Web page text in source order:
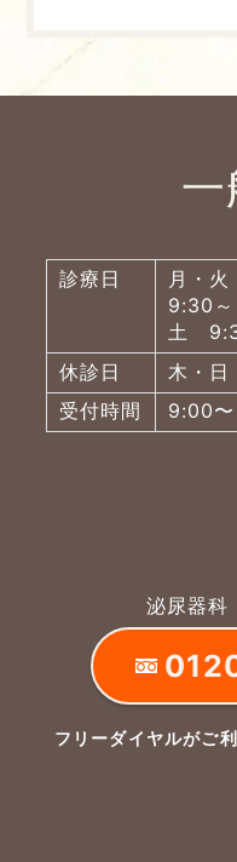
一
診療日
月・火
9:30
土
休診日
木・日
受付時間
9:00
泌尿器科
フリーダイヤルがご